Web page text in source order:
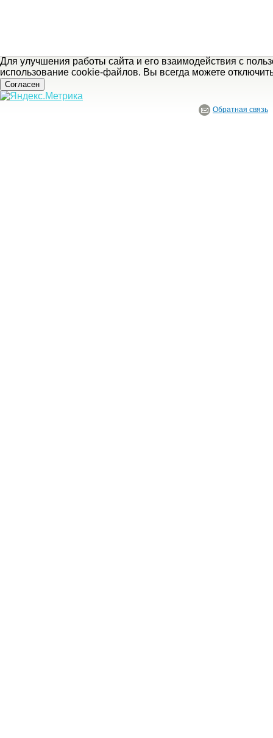
Для улучшения работы сайта и его взаимодействия с
использование cookie-файлов. Вы всегда можете
Согласен
Обратная связь